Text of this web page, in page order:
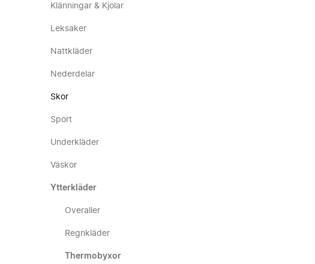
Klänningar & Kjolar
Leksaker
Nattkläder
Nederdelar
Skor
Sport
Underkläder
Väskor
Ytterkläder
Overaller
Regnkläder
Thermobyxor